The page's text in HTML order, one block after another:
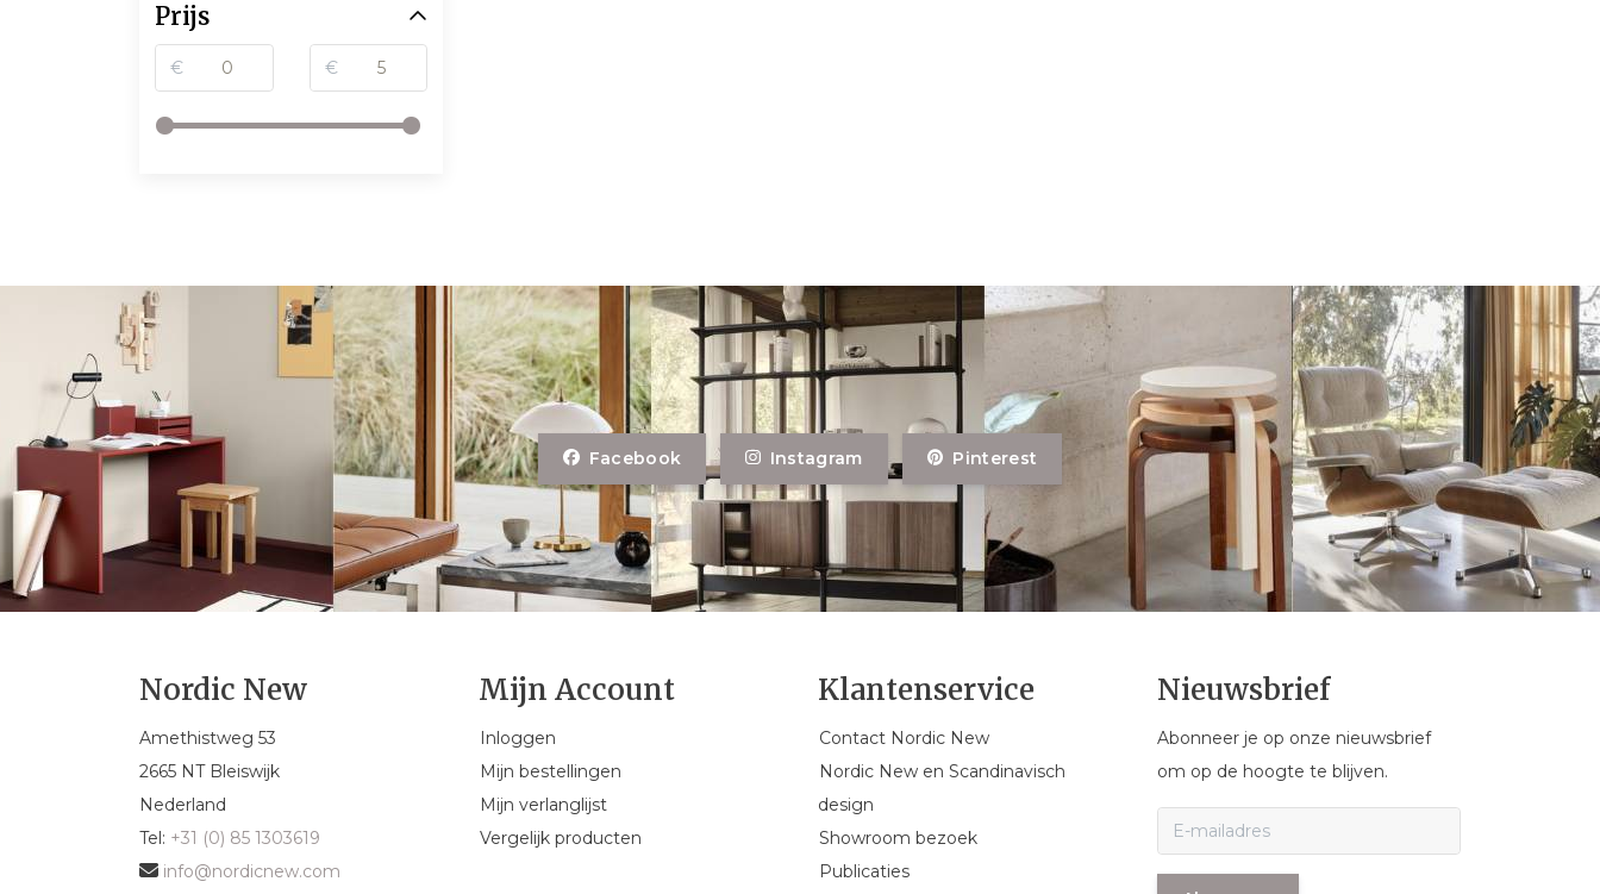
Prijs
€ €
Facebook Instagram Pinterest
Nordic New
Amethistweg 53
2665 NT Bleiswijk
Nederland
Tel: +31 (0) 85 1303619
info@nordicnew.com
Mijn Account
Inloggen
Mijn bestellingen
Mijn verlanglijst
Vergelijk producten
Klantenservice
Contact Nordic New
Nordic New en Scandinavisch
design
Showroom bezoek
Publicaties
Nieuwsbrief
Abonneer je op onze nieuwsbrief
om op de hoogte te blijven.